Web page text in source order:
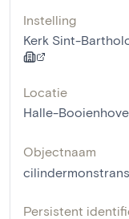
Instelling
Kerk Sint-
Locatie
Halle-
Objectnaam
cilindermonstrans
Persistent